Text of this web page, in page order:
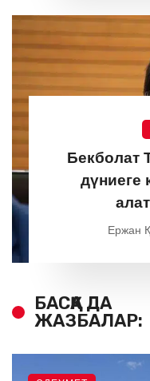
Бекболат
дүниеге
Ержан
БАСҚА ДА
ЖАЗБАЛАР: